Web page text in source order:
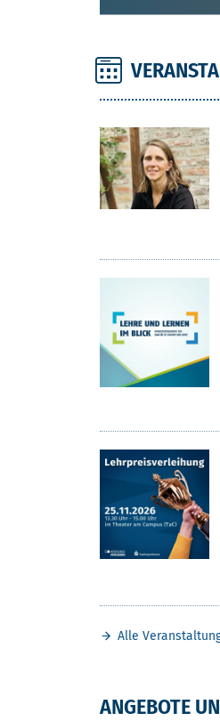
PSL
Alle
ANGEBOTE